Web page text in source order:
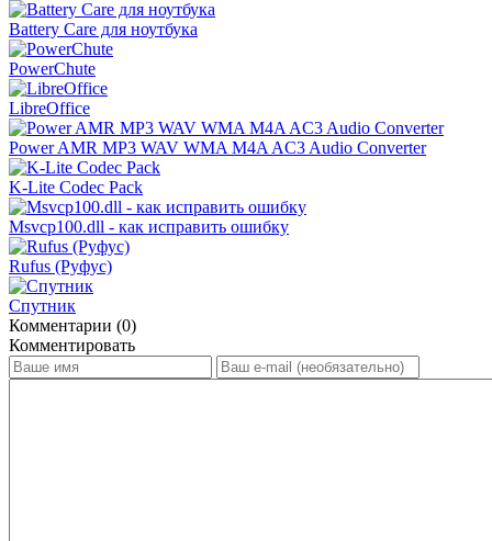
Battery Care для ноутбука
PowerChute
LibreOffice
Power AMR MP3 WAV WMA M4A AC3 Audio Converter
K-Lite Codec Pack
Msvcp100.dll - как исправить ошибку
Rufus (Руфус)
Спутник
Комментарии (0)
Комментировать